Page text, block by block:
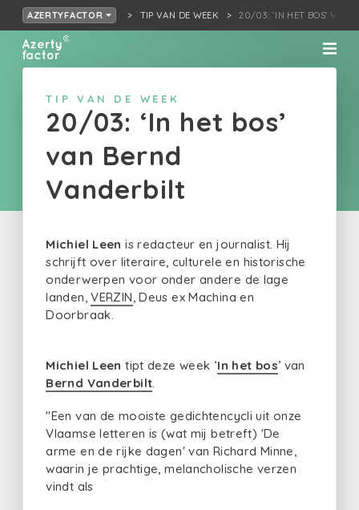
AZERTYFACTOR TIP VAN DE WEEK 20/03: ‘IN HET BOS’ VAN
TIP VAN DE WEEK
20/03: ‘In het bos’
van Bernd
Vanderbilt
Michiel Leen is redacteur en journalist. Hij
schrijft over literaire, culturele en historische
onderwerpen voor onder andere de lage
landen,VERZIN, Deus ex Machina en
Doorbraak.
Michiel Leen tipt deze week ‘In het bos’ van
Bernd Vanderbilt
"Een van de mooiste gedichtencycli uit onze
Vlaamse letteren is (wat mij betreft) 'De
arme en de rijke dagen' van Richard Minne,
waarin je prachtige, melancholische verzen
vindt als